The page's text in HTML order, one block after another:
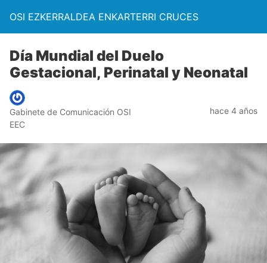
OSI EZKERRALDEA ENKARTERRI CRUCES
Día Mundial del Duelo
Gestacional, Perinatal y Neonatal
Gabinete de Comunicación OSI
EEC
hace 4 años